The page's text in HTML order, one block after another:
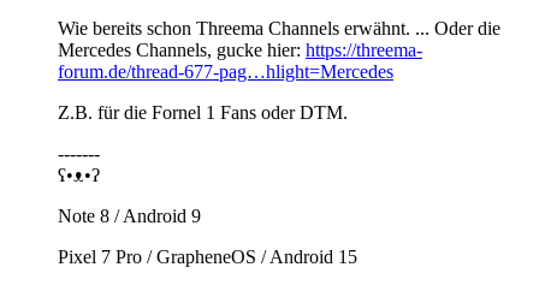
Wie bereits schon Threema Channels erwähnt. ... Oder die
Mercedes Channels, gucke hier: https://threema-
forum.de/thread-677-pag…hlight=Mercedes
Z.B. für die Fornel 1 Fans oder DTM.
-------
ʕ•ᴥ•ʔ
Note 8 / Android 9
Pixel 7 Pro / GrapheneOS / Android 15